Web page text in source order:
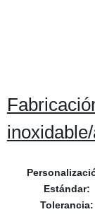
Estándar:
Tolerancia: